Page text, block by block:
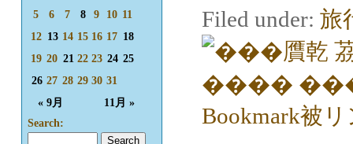
Filed under: 旅
« 9月 11月 »
5
6 7 8 9 10 11
12 13 14 15 16 17 18
19 20 21 22 23 24 25
26 27 28 29 30 31
Search: